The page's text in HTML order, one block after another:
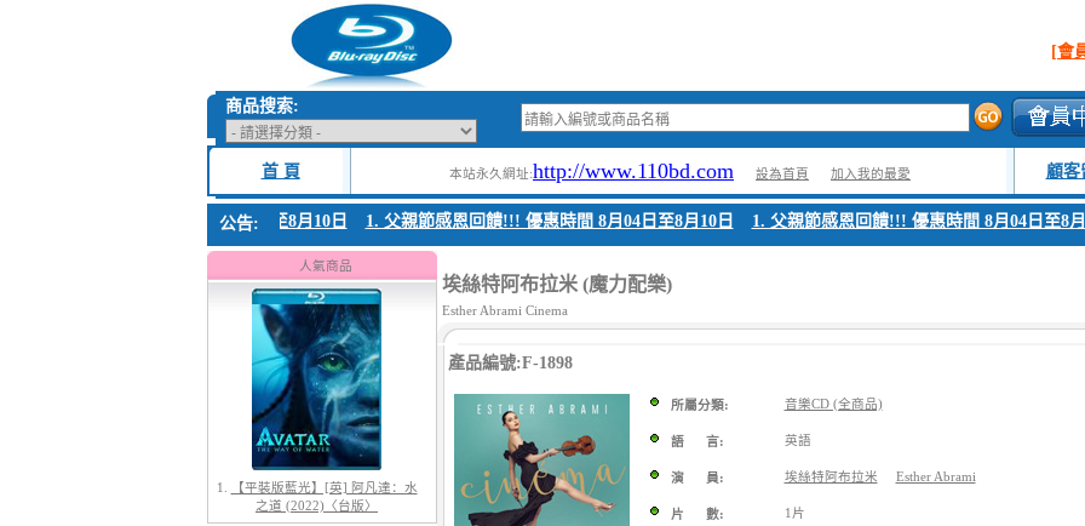
[會
商品搜索:
首 頁 本站永久網址:http://www.110bd.com 設為首頁 加入我的最愛 顧客
公告:
節感恩回饋!!! 優惠時間 8月04日至8月10日 1. 父親節感恩回饋!!! 優惠時間 8月04日至8月10日 1. 父親節感恩回饋!!! 優惠時間 8月04日至8月
人氣商品
1.【平裝版藍光】[英] 阿凡達：水
之道 (2022)〈台版〉
與燼 (2025)(Atmos 版)〈台版〉
埃絲特阿布拉米 (魔力配樂)
Esther Abrami Cinema
產品編號:F-1898
所屬分類: 音樂CD (全商品)
語 言: 英語
演 員: 埃絲特阿布拉米 Esther Abrami
片 數: 1片